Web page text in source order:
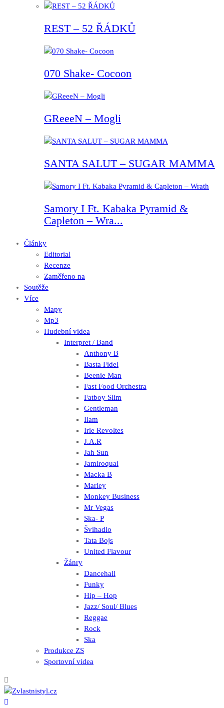
REST – 52 ŘÁDKŮ
070 Shake- Cocoon
GReeeN – Mogli
SANTA SALUT – SUGAR MAMMA
Samory I Ft. Kabaka Pyramid &
Capleton – Wra...
Články
Editorial
Recenze
Zaměřeno na
Soutěže
Více
Mapy
Mp3
Hudební videa
Interpret / Band
Anthony B
Basta Fidel
Beenie Man
Fast Food Orchestra
Fatboy Slim
Gentleman
Ilam
Irie Revoltes
J.A.R
Jah Sun
Jamiroquai
Macka B
Marley
Monkey Business
Mr Vegas
Ska- P
Švihadlo
Tata Bojs
United Flavour
Žánry
Dancehall
Funky
Hip – Hop
Jazz/ Soul/ Blues
Reggae
Rock
Ska
Produkce ZS
Sportovní videa